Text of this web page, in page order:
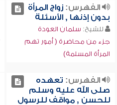
الفهرس:زواج المرأة
بدون إذنها , الأسئلة
للشيخ: سلمان العودة
جزء من محاضرة ( أمور تهم
المرأة المسلمة)
الفهرس: تعهده
صلى الله عليه وسلم
للحسن , مواقف للرسول